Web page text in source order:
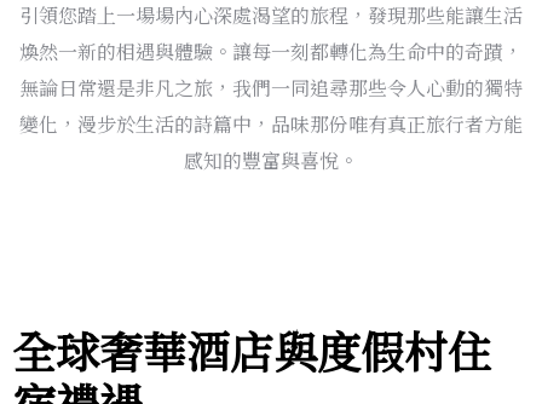
引領您踏上一場場內心深處渴望的旅程，發現那些能讓生活
煥然一新的相遇與體驗。讓每一刻都轉化為生命中的奇蹟，
無論日常還是非凡之旅，我們一同追尋那些令人心動的獨特
變化，漫步於生活的詩篇中，品味那份唯有真正旅行者方能
感知的豐富與喜悅。
全球奢華酒店與度假村住